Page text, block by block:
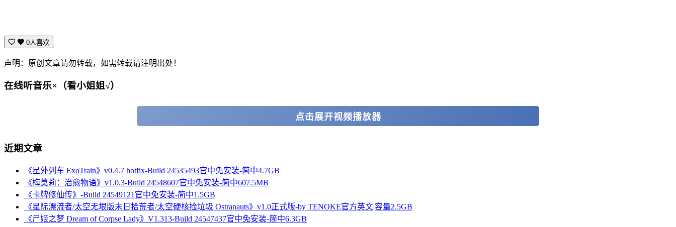
0人喜欢
声明：原创文章请勿转载，如需转载请注明出处！
在线听音乐×（看小姐姐√）
点击展开视频播放器
近期文章
《星外列车 ExoTrain》v0.4.7 hotfix-Build 24535493官中免安装-简中4.7GB
《梅莫莉：治愈物语》v1.0.3-Build 24548607官中免安装-简中607.5MB
《卡牌修仙传》-Build 24549121官中免安装-简中1.5GB
《星际漂流者/太空无垠版末日拾荒者/太空硬核捡垃圾 Ostranauts》v1.0正式版-by TENOKE官方英文|容量2.5GB
《尸姬之梦 Dream of Corpse Lady》V1.313-Build 24547437官中免安装-简中6.3GB